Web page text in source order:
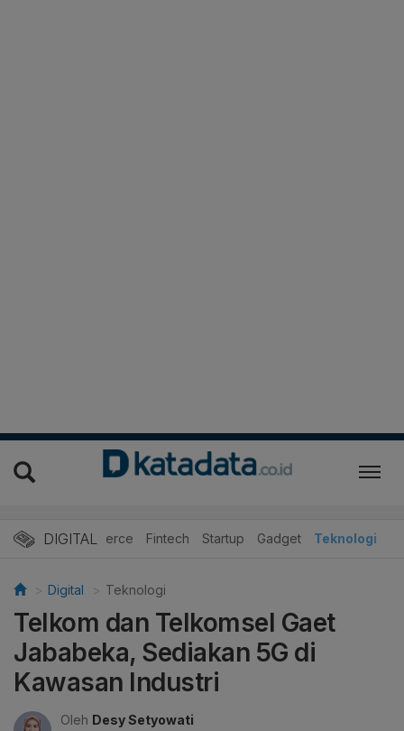
DIGITAL
E-Commerce Fintech Startup Gadget Teknologi
Digital Teknologi
Telkom dan Telkomsel Gaet
Jababeka, Sediakan 5G di
Kawasan Industri
Oleh Desy Setyowati